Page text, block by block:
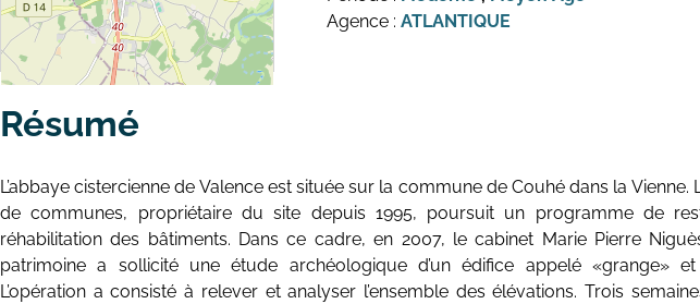
Agence : ATLANTIQUE
Résumé
L’abbaye cistercienne de Valence est située sur la commune de Couhé dans la
de communes, propriétaire du site depuis 1995, poursuit un programme de
réhabilitation des bâtiments. Dans ce cadre, en 2007, le cabinet Marie Pierre
patrimoine a sollicité une étude archéologique d’un édifice appelé «grange» et
L’opération a consisté à relever et analyser l’ensemble des élévations. Trois